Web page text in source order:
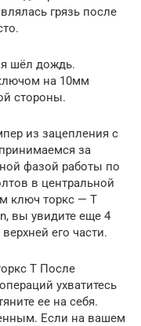
грязь после
шёл дождь.
на 10мм
стороны.
из зацепления с
за
фазой работы по
в центральной
ключ торкс — Т
вы увидите еще 4
его части.
Т После
ухватитесь
ее на себя.
Если на вашем